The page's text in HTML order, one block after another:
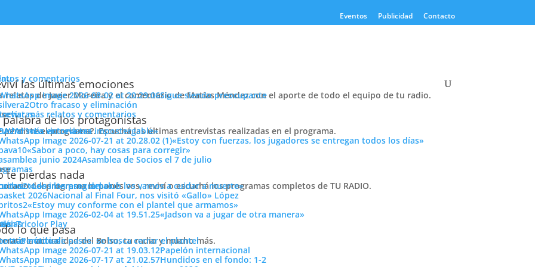
Eventos Publicidad Contacto
y comentarios
las últimas emociones
relatos de Javier Moreira y el comentario de Matías Méndez con el aporte de todo el equipo de tu radio.
Sigue siendo preocupante
Otro fracaso y eliminación
más relatos y comentarios
palabra de los protagonistas
perdiste el programa?. Escuchá las últimas entrevistas realizadas en el programa.
más entrevistas
«La victoria era impostergable»
«Estoy con fuerzas, los jugadores se entregan todos los días»
«Sabor a poco, hay cosas para corregir»
Asamblea de Socios el 7 de julio
te pierdas nada
del programa lo ponés vos, reviví o escuchá los programas completos de TU RADIO.
todos los programas
«Los intereses del club los vamos a cuidar a muerte»
Nacional al Final Four, nos visitó «Gallo» López
«Estoy muy conforme con el plantel que armamos»
«Jadson va a jugar de otra manera»
Play
lo que pasa
la actualidad del Bolso, tu radio y mucho más.
más noticias
Período de pases: se busca cerrar el plantel
Papelón internacional
Hundidos en el fondo: 1-2
con su temperamento junto al Mama en el medio se comen la
Pasión
Tricolor
Tweets by PasionTricolor1